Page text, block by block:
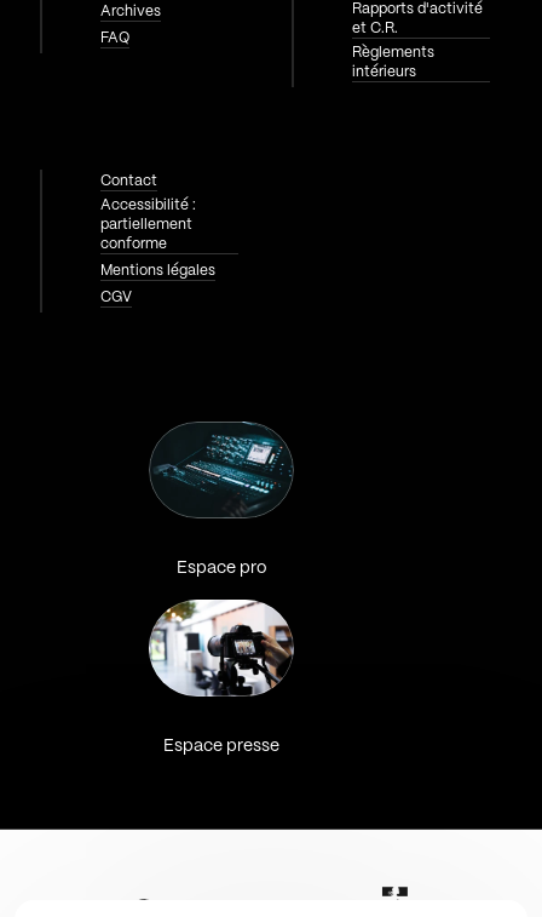
Archives
FAQ
Rapports d'activité
et C.R.
Règlements
intérieurs
Contact
Accessibilité :
partiellement
conforme
Mentions légales
CGV
Espace pro
Espace presse